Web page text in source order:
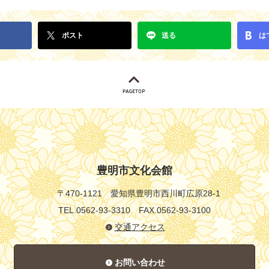
ポスト 送る は
豊明市文化会館
〒470-1121愛知県豊明市西川町広原28-1
TEL.0562-93-3310FAX.0562-93-3100
交通アクセス
お問い合わせ